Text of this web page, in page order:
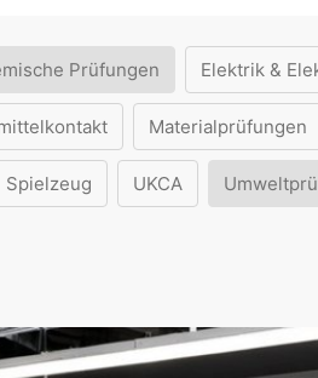
Prüfungen Elektrik &
Materialprüfungen
Spielzeug UKCA